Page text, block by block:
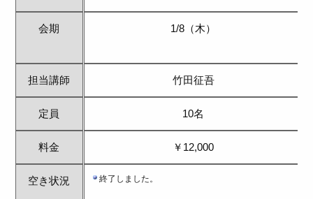
会期
担当講師
定員
料金
空き状況
1/8（木）
竹田征吾
10名
￥12,000